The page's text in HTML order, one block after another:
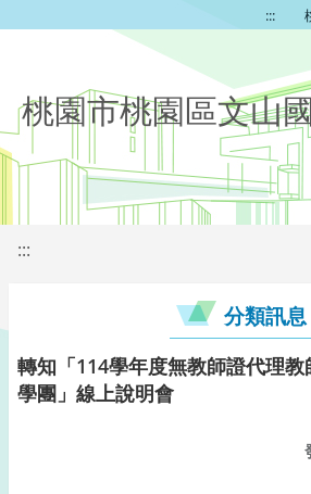
:::
桃園市桃園區文山
:::
分類訊息
轉知「114學年度無教師證代理
學團」線上說明會